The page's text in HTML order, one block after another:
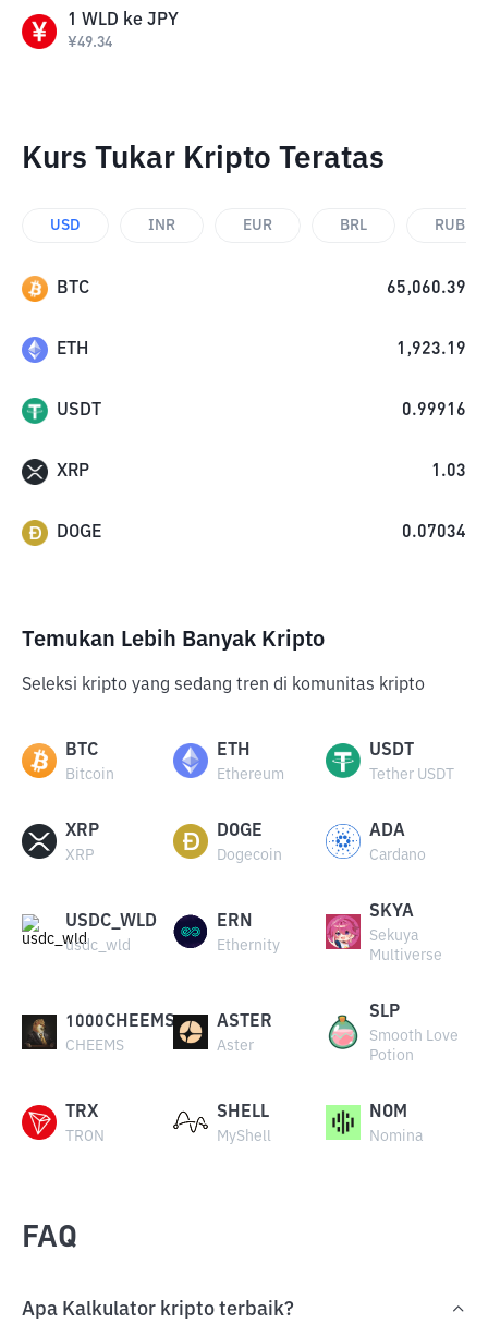
1 WLD ke JPY
¥49.34
Kurs Tukar Kripto Teratas
USD INR EUR BRL RUB
BTC 65,060.39
ETH 1,923.19
USDT 0.99916
XRP 1.03
DOGE 0.07034
Temukan Lebih Banyak Kripto
Seleksi kripto yang sedang tren di komunitas kripto
BTC
Bitcoin
ETH
Ethereum
USDT
Tether USDT
XRP
XRP
DOGE
Dogecoin
ADA
Cardano
USDC_WLD
usdc_wld
ERN
Ethernity
SKYA
Sekuya
Multiverse
1000CHEEMS
CHEEMS
ASTER
Aster
SLP
Smooth Love
Potion
TRX
TRON
SHELL
MyShell
NOM
Nomina
FAQ
Apa Kalkulator kripto terbaik?